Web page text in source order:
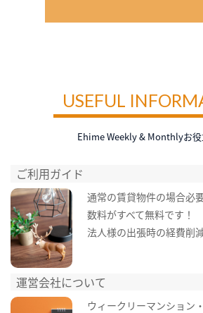
USEFUL
Ehime Weekly & Monthlyお
ご利用ガイド
通常の賃貸物件の場合必
数料がすべて無料です！
法人様の出張時の経費削
運営会社について
ウィークリーマンション